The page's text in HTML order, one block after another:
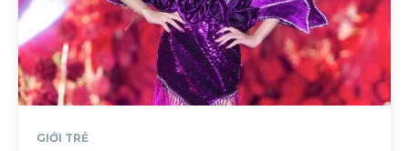
GIỚI TRẺ